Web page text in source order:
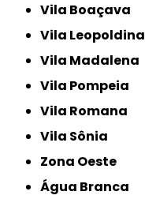
Vila Boaçava
Vila Leopoldina
Vila Madalena
Vila Pompeia
Vila Romana
Vila Sônia
Zona Oeste
Água Branca